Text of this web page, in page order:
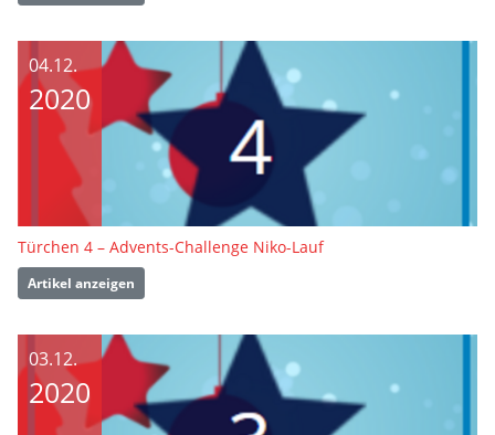
04.12.
2020
Türchen 4 – Advents-Challenge Niko-Lauf
Artikel anzeigen
03.12.
2020